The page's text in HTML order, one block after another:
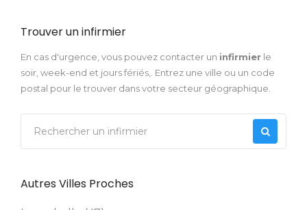
Trouver un infirmier
En cas d'urgence, vous pouvez contacter un infirmier le
soir, week-end et jours fériés,. Entrez une ville ou un code
postal pour le trouver dans votre secteur géographique.
Autres Villes Proches